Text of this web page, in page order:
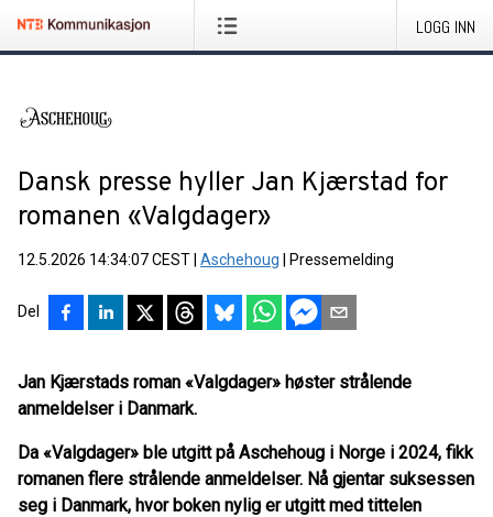
LOGG INN
Dansk presse hyller Jan Kjærstad for
romanen «Valgdager»
12.5.2026 14:34:07 CEST Aschehoug Pressemelding
Del
Jan Kjærstads roman «Valgdager» høster strålende
anmeldelser i Danmark.
Da «Valgdager» ble utgitt på Aschehoug i Norge i 2024, fikk
romanen flere strålende anmeldelser. Nå gjentar suksessen
seg i Danmark, hvor boken nylig er utgitt med tittelen